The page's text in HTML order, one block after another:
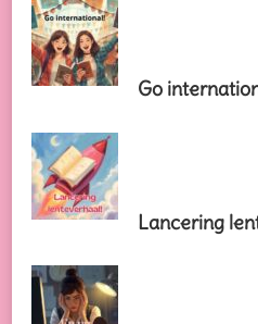
Go
Lancering